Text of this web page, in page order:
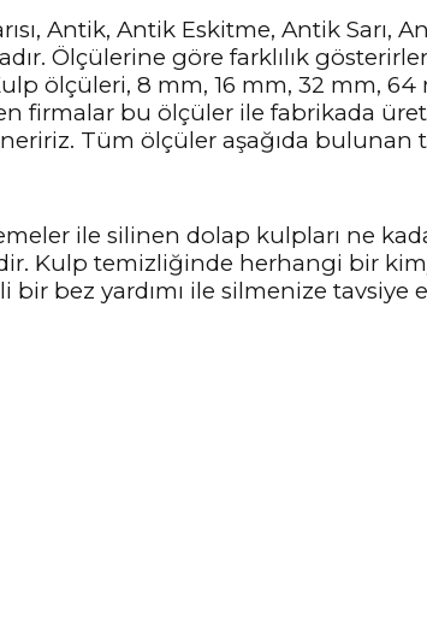
Antik, Antik Eskitme, Antik Sarı,
Ölçülerine göre farklılık
ölçüleri, 8 mm, 16 mm, 32 mm,
firmalar bu ölçüler ile fabrikada
Tüm ölçüler aşağıda bulunan
ile silinen dolap kulpları ne
Kulp temizliğinde herhangi bir
bez yardımı ile silmenize tavsiye